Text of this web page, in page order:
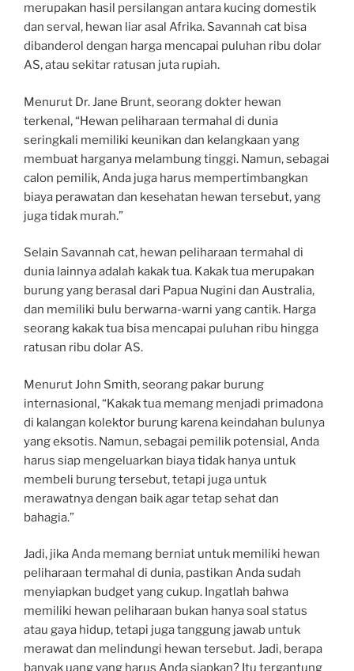
merupakan hasil persilangan antara kucing domestik
dan serval, hewan liar asal Afrika. Savannah cat bisa
dibanderol dengan harga mencapai puluhan ribu dolar
AS, atau sekitar ratusan juta rupiah.
Menurut Dr. Jane Brunt, seorang dokter hewan
terkenal, “Hewan peliharaan termahal di dunia
seringkali memiliki keunikan dan kelangkaan yang
membuat harganya melambung tinggi. Namun, sebagai
calon pemilik, Anda juga harus mempertimbangkan
biaya perawatan dan kesehatan hewan tersebut, yang
juga tidak murah.”
Selain Savannah cat, hewan peliharaan termahal di
dunia lainnya adalah kakak tua. Kakak tua merupakan
burung yang berasal dari Papua Nugini dan Australia,
dan memiliki bulu berwarna-warni yang cantik. Harga
seorang kakak tua bisa mencapai puluhan ribu hingga
ratusan ribu dolar AS.
Menurut John Smith, seorang pakar burung
internasional, “Kakak tua memang menjadi primadona
di kalangan kolektor burung karena keindahan bulunya
yang eksotis. Namun, sebagai pemilik potensial, Anda
harus siap mengeluarkan biaya tidak hanya untuk
membeli burung tersebut, tetapi juga untuk
merawatnya dengan baik agar tetap sehat dan
bahagia.”
Jadi, jika Anda memang berniat untuk memiliki hewan
peliharaan termahal di dunia, pastikan Anda sudah
menyiapkan budget yang cukup. Ingatlah bahwa
memiliki hewan peliharaan bukan hanya soal status
atau gaya hidup, tetapi juga tanggung jawab untuk
merawat dan melindungi hewan tersebut. Jadi, berapa
banyak uang yang harus Anda siapkan? Itu tergantung